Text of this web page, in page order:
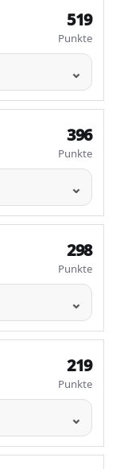
519
Punkte
396
Punkte
298
Punkte
219
Punkte